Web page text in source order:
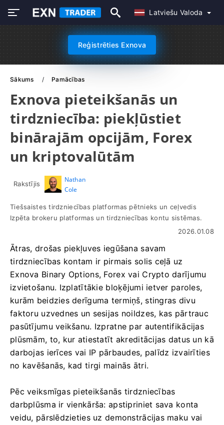
Latviešu Valoda
Reģistrēties Exnova
Sākums Pamācības
Exnova pieteikšanās un
tirdzniecība: piekļūstiet
binārajām opcijām, Forex
un kriptovalūtām
Rakstījis
Nathan
Cole
Tiešsaistes tirdzniecības platformas pētnieks un ceļvedis
Izpēta brokeru platformas un tirdzniecības kontu sistēmas.
2026.01.08
Ātras, drošas piekļuves iegūšana savam
tirdzniecības kontam ir pirmais solis ceļā uz
Exnova Binary Options, Forex vai Crypto darījumu
izvietošanu. Izplatītākie bloķējumi ietver paroles,
kurām beidzies derīguma termiņš, stingras divu
faktoru uzvednes un sesijas noildzes, kas pārtrauc
pasūtījumu veikšanu. Izpratne par autentifikācijas
plūsmām, to, kur atiestatīt akreditācijas datus un kā
darbojas ierīces vai IP pārbaudes, palīdz izvairīties
no kavēšanās, kad tirgi mainās ātri.
Pēc veiksmīgas pieteikšanās tirdzniecības
darbplūsma ir vienkārša: apstipriniet sava konta
veidu, pārslēdzieties uz demonstrācijas maku vai